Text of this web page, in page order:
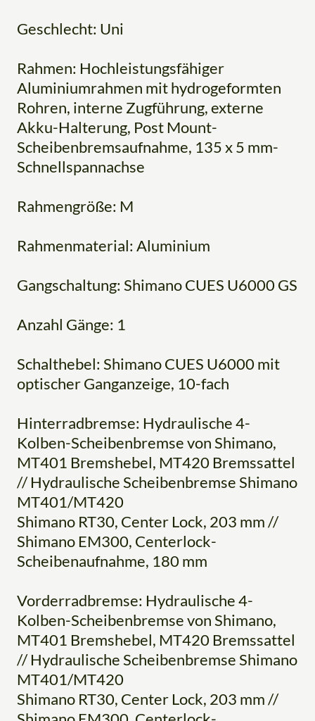
Geschlecht: Uni
Rahmen: Hochleistungsfähiger
Aluminiumrahmen mit hydrogeformten
Rohren, interne Zugführung, externe
Akku-Halterung, Post Mount-
Scheibenbremsaufnahme, 135 x 5 mm-
Schnellspannachse
Rahmengröße: M
Rahmenmaterial: Aluminium
Gangschaltung: Shimano CUES U6000 GS
Anzahl Gänge: 1
Schalthebel: Shimano CUES U6000 mit
optischer Ganganzeige, 10-fach
Hinterradbremse: Hydraulische 4-
Kolben-Scheibenbremse von Shimano,
MT401 Bremshebel, MT420 Bremssattel
// Hydraulische Scheibenbremse Shimano
MT401/MT420
Shimano RT30, Center Lock, 203 mm //
Shimano EM300, Centerlock-
Scheibenaufnahme, 180 mm
Vorderradbremse: Hydraulische 4-
Kolben-Scheibenbremse von Shimano,
MT401 Bremshebel, MT420 Bremssattel
// Hydraulische Scheibenbremse Shimano
MT401/MT420
Shimano RT30, Center Lock, 203 mm //